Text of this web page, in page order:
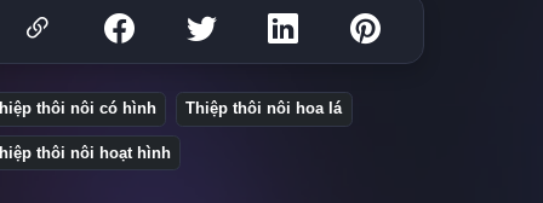
thôi nôi có hình Thiệp thôi nôi hoa lá
thôi nôi hoạt hình